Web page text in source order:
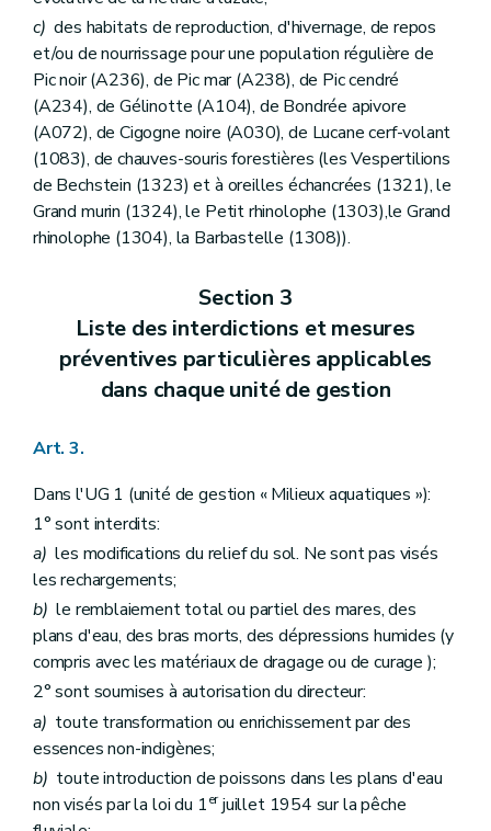
c) des habitats de reproduction, d'hivernage, de repos
et/ou de nourrissage pour une population régulière de
Pic noir (A236), de Pic mar (A238), de Pic cendré
(A234), de Gélinotte (A104), de Bondrée apivore
(A072), de Cigogne noire (A030), de Lucane cerf-volant
(1083), de chauves-souris forestières (les Vespertilions
de Bechstein (1323) et à oreilles échancrées (1321), le
Grand murin (1324), le Petit rhinolophe (1303),le Grand
rhinolophe (1304), la Barbastelle (1308)).
Section 3
Liste des interdictions et mesures
préventives particulières applicables
dans chaque unité de gestion
Art. 3.
Dans l'UG 1 (unité de gestion « Milieux aquatiques »):
1° sont interdits:
a) les modifications du relief du sol. Ne sont pas visés
les rechargements;
b) le remblaiement total ou partiel des mares, des
plans d'eau, des bras morts, des dépressions humides (y
compris avec les matériaux de dragage ou de curage );
2° sont soumises à autorisation du directeur:
a) toute transformation ou enrichissement par des
essences non-indigènes;
b) toute introduction de poissons dans les plans d'eau
non visés par la loi du 1erjuillet 1954 sur la pêche